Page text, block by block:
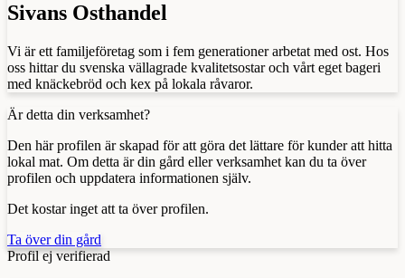
Sivans Osthandel
Vi är ett familjeföretag som i fem generationer arbetat med ost. Hos
oss hittar du svenska vällagrade kvalitetsostar och vårt eget bageri
med knäckebröd och kex på lokala råvaror.
Är detta din verksamhet?
Den här profilen är skapad för att göra det lättare för kunder att hitta
lokal mat. Om detta är din gård eller verksamhet kan du ta över
profilen och uppdatera informationen själv.
Det kostar inget att ta över profilen.
Ta över din gård
Profil ej verifierad